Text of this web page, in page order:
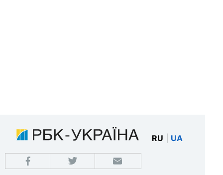
RU UA